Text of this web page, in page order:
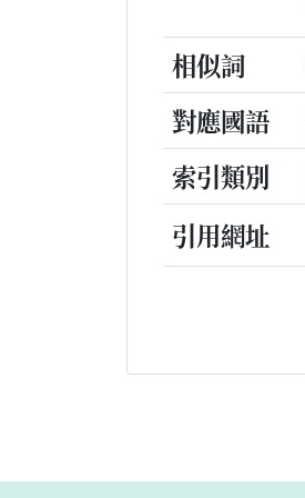
相似詞
對應國語
索引類別
引用網址